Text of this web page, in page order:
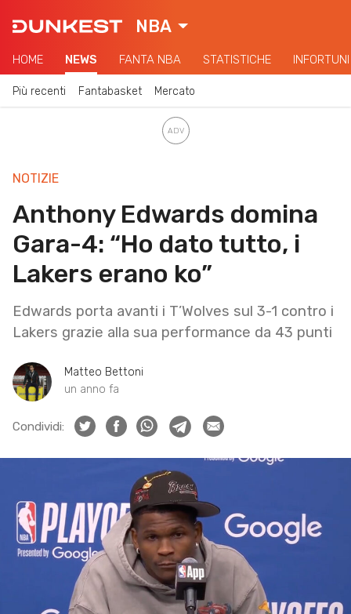
NBA
HOME NEWS FANTA NBA STATISTICHE INFORTUNI
Più recenti Fantabasket Mercato
NOTIZIE
Anthony Edwards domina
Gara-4: “Ho dato tutto, i
Lakers erano ko”
Edwards porta avanti i T’Wolves sul 3-1 contro i
Lakers grazie alla sua performance da 43 punti
Matteo Bettoni
un anno fa
Condividi: